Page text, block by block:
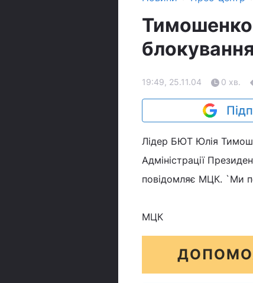
Тимошенко
19:49, 25.11.04 0 хв.
Лідер БЮТ Юлія
Адміністрації
повідомляє МЦК. `Ми
МЦК